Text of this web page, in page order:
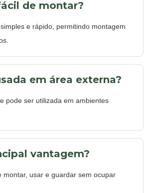
de montar?
e rápido, permitindo montagem
em área externa?
pode ser utilizada em ambientes
vantagem?
montar, usar e guardar sem ocupar